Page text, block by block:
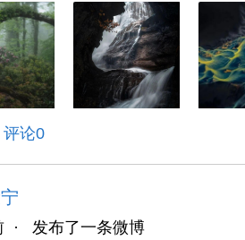
评论0
·
发布了一条微博